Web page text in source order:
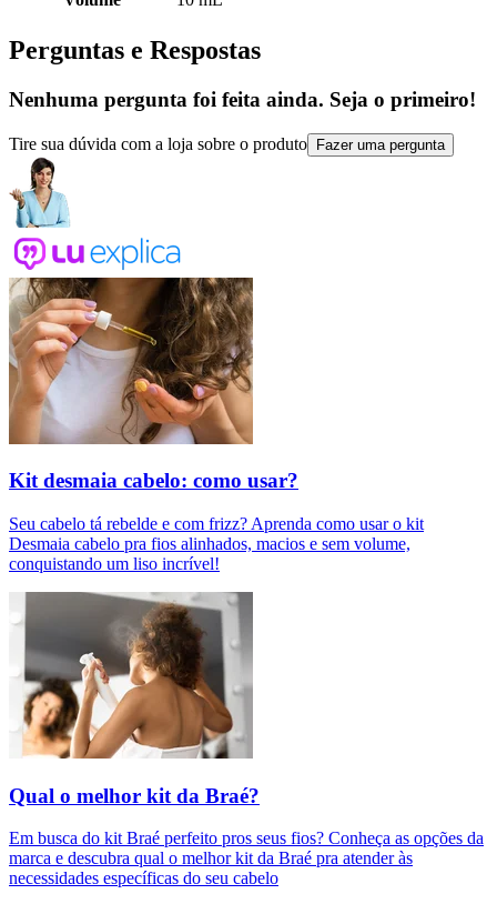
Perguntas e Respostas
Nenhuma pergunta foi feita ainda. Seja o primeiro!
Tire sua dúvida com a loja sobre o produto Fazer uma pergunta
Kit desmaia cabelo: como usar?
Seu cabelo tá rebelde e com frizz? Aprenda como usar o kit
Desmaia cabelo pra fios alinhados, macios e sem volume,
conquistando um liso incrível!
Qual o melhor kit da Braé?
Em busca do kit Braé perfeito pros seus fios? Conheça as opções da
marca e descubra qual o melhor kit da Braé pra atender às
necessidades específicas do seu cabelo